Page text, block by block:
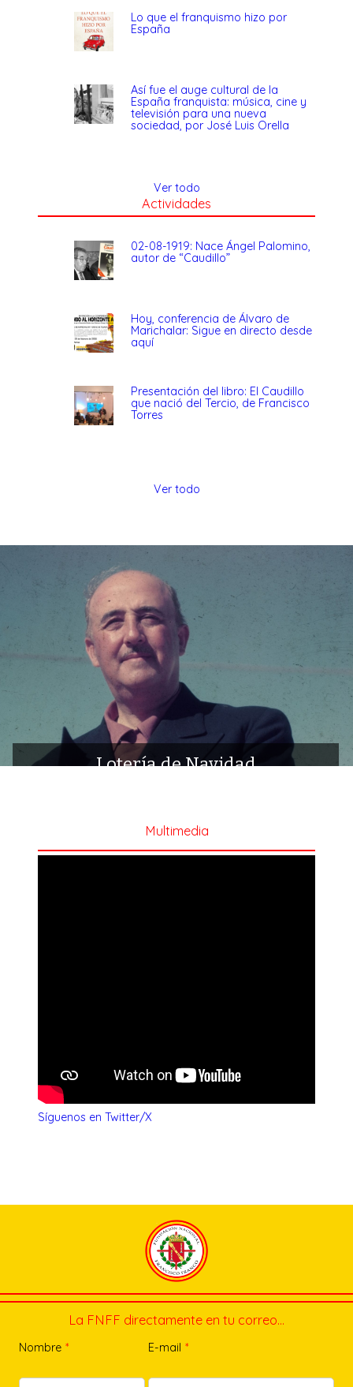
Lo que el franquismo hizo por
España
Así fue el auge cultural de la
España franquista: música, cine y
televisión para una nueva
sociedad, por José Luis Orella
Ver todo
Actividades
02-08-1919: Nace Ángel Palomino,
autor de “Caudillo”
Hoy, conferencia de Álvaro de
Marichalar: Sigue en directo desde
aquí
Presentación del libro: El Caudillo
que nació del Tercio, de Francisco
Torres
Ver todo
Lotería de Navidad
Multimedia
Síguenos en Twitter/X
La FNFF directamente en tu correo…
Nombre * E-mail *